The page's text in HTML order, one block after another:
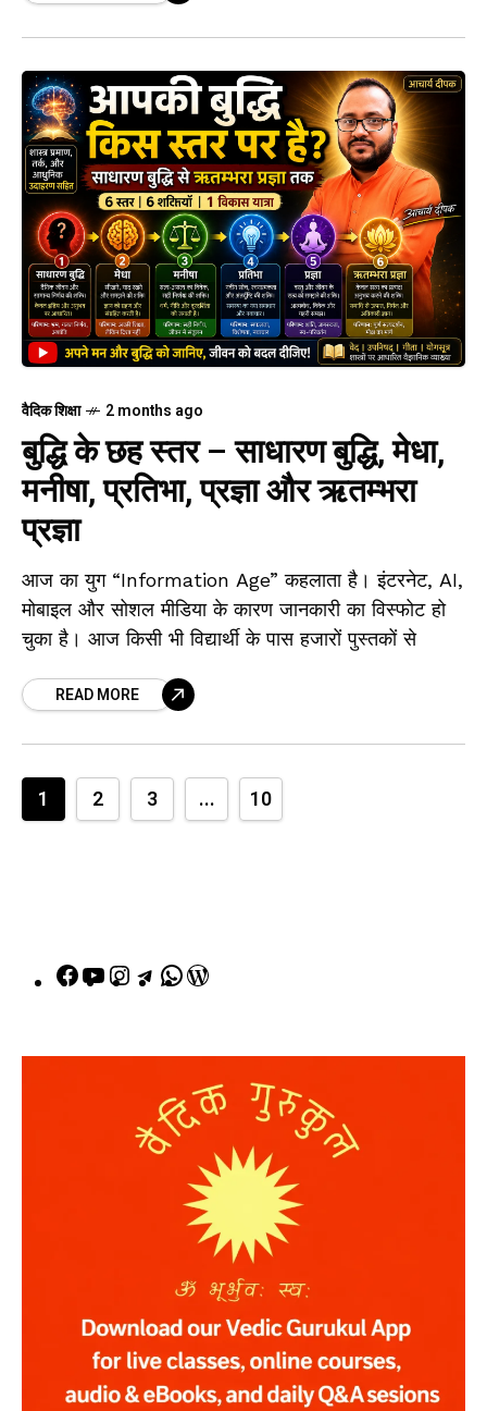
वैदिक शिक्षा 2 months ago
बुद्धि के छह स्तर – साधारण बुद्धि, मेधा,
मनीषा, प्रतिभा, प्रज्ञा और ऋतम्भरा
प्रज्ञा
आज का युग “Information Age” कहलाता है। इंटरनेट, AI,
मोबाइल और सोशल मीडिया के कारण जानकारी का विस्फोट हो
चुका है। आज किसी भी विद्यार्थी के पास हजारों पुस्तकों से
READ MORE
1 2 3 ... 10